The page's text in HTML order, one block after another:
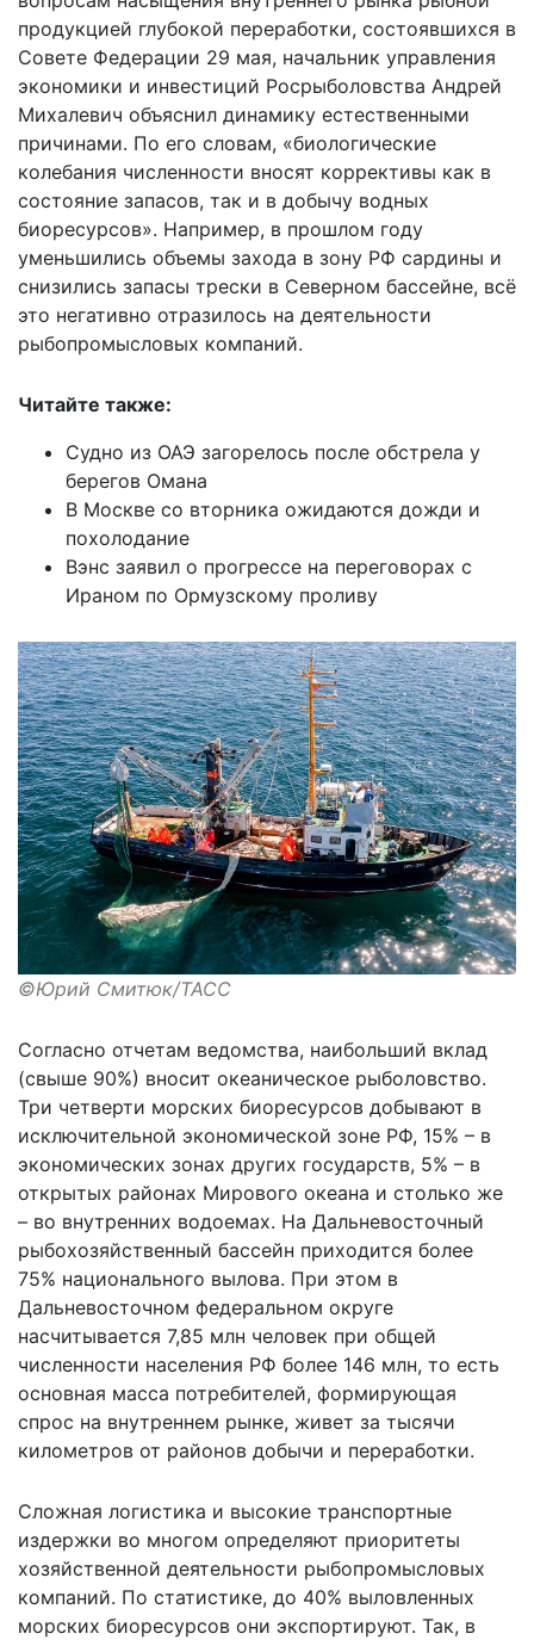
продукцией глубокой переработки, состоявшихся в
Совете Федерации 29 мая, начальник управления
экономики и инвестиций Росрыболовства Андрей
Михалевич объяснил динамику естественными
причинами. По его словам, «биологические
колебания численности вносят коррективы как в
состояние запасов, так и в добычу водных
биоресурсов». Например, в прошлом году
уменьшились объемы захода в зону РФ сардины и
снизились запасы трески в Северном бассейне, всё
это негативно отразилось на деятельности
рыбопромысловых компаний.
Читайте также:
Судно из ОАЭ загорелось после обстрела у
берегов Омана
В Москве со вторника ожидаются дожди и
похолодание
Вэнс заявил о прогрессе на переговорах с
Ираном по Ормузскому проливу
©Юрий Смитюк/ТАСС
Согласно отчетам ведомства, наибольший вклад
(свыше 90%) вносит океаническое рыболовство.
Три четверти морских биоресурсов добывают в
исключительной экономической зоне РФ, 15% – в
экономических зонах других государств, 5% – в
открытых районах Мирового океана и столько же
– во внутренних водоемах. На Дальневосточный
рыбохозяйственный бассейн приходится более
75% национального вылова. При этом в
Дальневосточном федеральном округе
насчитывается 7,85 млн человек при общей
численности населения РФ более 146 млн, то есть
основная масса потребителей, формирующая
спрос на внутреннем рынке, живет за тысячи
километров от районов добычи и переработки.
Сложная логистика и высокие транспортные
издержки во многом определяют приоритеты
хозяйственной деятельности рыбопромысловых
компаний. По статистике, до 40% выловленных
морских биоресурсов они экспортируют. Так, в